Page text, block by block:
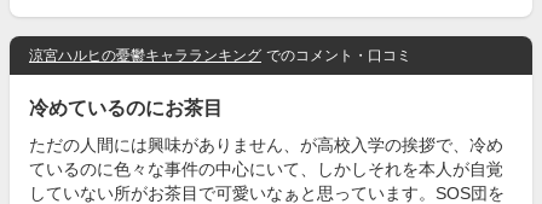
涼宮ハルヒの憂鬱キャラランキング でのコメント・口コミ
冷めているのにお茶目
ただの人間には興味がありません、が高校入学の挨拶で、冷め
ているのに色々な事件の中心にいて、しかしそれを本人が自覚
していない所がお茶目で可愛いなぁと思っています。SOS団を